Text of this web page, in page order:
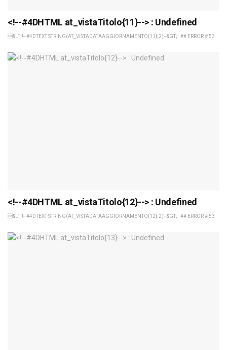
<!--#4DHTML at_vistaTitolo{11}--> : Undefined
&LT;!--#4DTEXT STRING(AT_VISTADATAAGGIORNAMENTO{11};2)--&GT; : ## ERROR # 53
<!--#4DHTML at_vistaTitolo{12}--> : Undefined
&LT;!--#4DTEXT STRING(AT_VISTADATAAGGIORNAMENTO{12};2)--&GT; : ## ERROR # 53